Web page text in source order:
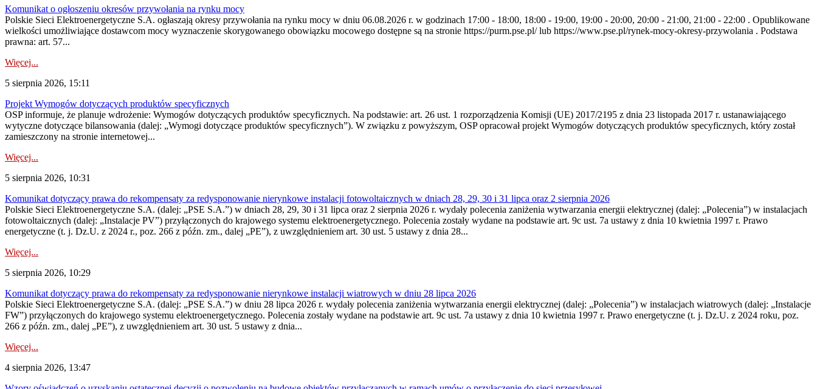
Komunikat o ogłoszeniu okresów przywołania na rynku mocy
Polskie Sieci Elektroenergetyczne S.A. ogłaszają okresy przywołania na rynku mocy w dniu 06.08.2026 r. w godzinach 17:00 - 18:00, 18:00 - 19:00, 19:00 - 20:00, 20:00 - 21:00, 21:00 - 22:00 . Opublikowane
wielkości umożliwiające dostawcom mocy wyznaczenie skorygowanego obowiązku mocowego dostępne są na stronie https://purm.pse.pl/ lub https://www.pse.pl/rynek-mocy-okresy-przywolania . Podstawa
prawna: art. 57...
Więcej...
5 sierpnia 2026, 15:11
Projekt Wymogów dotyczących produktów specyficznych
OSP informuje, że planuje wdrożenie: Wymogów dotyczących produktów specyficznych. Na podstawie: art. 26 ust. 1 rozporządzenia Komisji (UE) 2017/2195 z dnia 23‍ listopada 2017 r. ustanawiającego
wytyczne dotyczące bilansowania (dalej: „Wymogi dotyczące produktów specyficznych”). W związku z powyższym, OSP opracował projekt Wymogów dotyczących produktów specyficznych, który został
zamieszczony na stronie internetowej...
Więcej...
5 sierpnia 2026, 10:31
Komunikat dotyczący prawa do rekompensaty za redysponowanie nierynkowe instalacji fotowoltaicznych w dniach 28, 29, 30 i 31 lipca oraz 2 sierpnia 2026
Polskie Sieci Elektroenergetyczne S.A. (dalej: „PSE S.A.”) w dniach 28, 29, 30 i 31 lipca oraz 2 sierpnia 2026 r. wydały polecenia zaniżenia wytwarzania energii elektrycznej (dalej: „Polecenia”) w instalacjach
fotowoltaicznych (dalej: „Instalacje PV”) przyłączonych do krajowego systemu elektroenergetycznego. Polecenia zostały wydane na podstawie art. 9c ust. 7a ustawy z dnia 10 kwietnia 1997 r. Prawo
energetyczne (t. j. Dz.U. z 2024 r., poz. 266 z późn. zm., dalej „PE”), z uwzględnieniem art. 30 ust. 5 ustawy z dnia 28...
Więcej...
5 sierpnia 2026, 10:29
Komunikat dotyczący prawa do rekompensaty za redysponowanie nierynkowe instalacji wiatrowych w dniu 28 lipca 2026
Polskie Sieci Elektroenergetyczne S.A. (dalej: „PSE S.A.”) w dniu 28 lipca 2026 r. wydały polecenia zaniżenia wytwarzania energii elektrycznej (dalej: „Polecenia”) w instalacjach wiatrowych (dalej: „Instalacje
FW”) przyłączonych do krajowego systemu elektroenergetycznego. Polecenia zostały wydane na podstawie art. 9c ust. 7a ustawy z dnia 10 kwietnia 1997 r. Prawo energetyczne (t. j. Dz.U. z 2024 roku, poz.
266 z późn. zm., dalej „PE”), z uwzględnieniem art. 30 ust. 5 ustawy z dnia...
Więcej...
4 sierpnia 2026, 13:47